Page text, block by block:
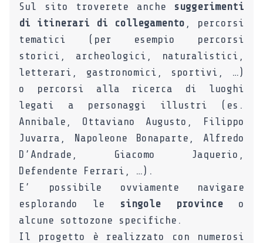
Sul sito troverete anche suggerimenti
di itinerari di collegamento , percorsi
tematici (per esempio percorsi
storici, archeologici, naturalistici,
letterari, gastronomici, sportivi, …)
o percorsi alla ricerca di luoghi
legati a personaggi illustri (es.
Annibale, Ottaviano Augusto, Filippo
Juvarra, Napoleone Bonaparte, Alfredo
D’Andrade, Giacomo Jaquerio,
Defendente Ferrari, …).
E’ possibile ovviamente navigare
esplorando le singole province o
alcune sottozone specifiche.
Il progetto è realizzato con numerosi